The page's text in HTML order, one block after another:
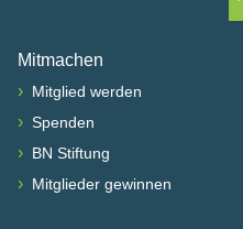
Mitmachen
› Mitglied werden
› Spenden
› BN Stiftung
› Mitglieder gewinnen